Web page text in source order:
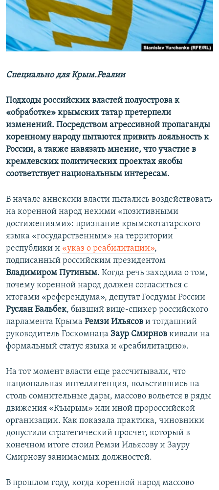
ПОБЕДИТЕЛЕЙ НЕ СУДЯТ?
КРЫМ.НЕПОКОРЕННЫЙ
ELIFBE
ПРИСОЕДИНЯЙТЕСЬ!
Все сайты RFE/RL
Специально для Крым.Реалии
Подходы российских властей полуострова к
«обработке» крымских татар претерпели
изменений. Посредством агрессивной пропаганды
коренному народу пытаются привить лояльность к
России, а также навязать мнение, что участие в
кремлевских политических проектах якобы
соответствует национальным интересам.
В начале аннексии власти пытались воздействовать
на коренной народ некими «позитивными
достижениями»: признание крымскотатарского
языка «государственным» на территории
республики и «указ о реабилитации»,
подписанный российским президентом
Владимиром Путиным. Когда речь заходила о том,
почему коренной народ должен согласиться с
итогами «референдума», депутат Госдумы России
Руслан Бальбек, бывший вице-спикер российского
парламента Крыма Ремзи Ильясов и тогдашний
руководитель Госкомнаца Заур Смирнов кивали на
формальный статус языка и «реабилитацию».
На тот момент власти еще рассчитывали, что
национальная интеллигенция, польстившись на
столь сомнительные дары, массово вольется в ряды
движения «Къырым» или иной пророссийской
организации. Как показала практика, чиновники
допустили стратегический просчет, который в
конечном итоге стоил Ремзи Ильясову и Зауру
Смирнову занимаемых должностей.
В прошлом году, когда коренной народ массово